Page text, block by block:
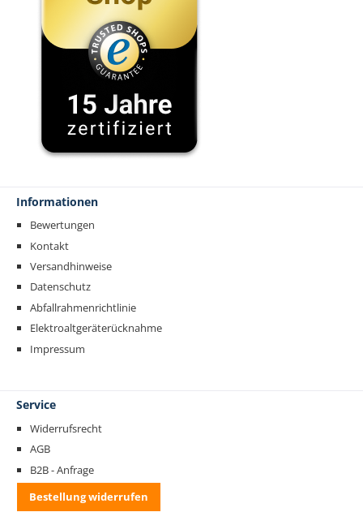
Informationen
Bewertungen
Kontakt
Versandhinweise
Datenschutz
Abfallrahmenrichtlinie
Elektroaltgeräterücknahme
Impressum
Service
Widerrufsrecht
AGB
B2B - Anfrage
Bestellung widerrufen